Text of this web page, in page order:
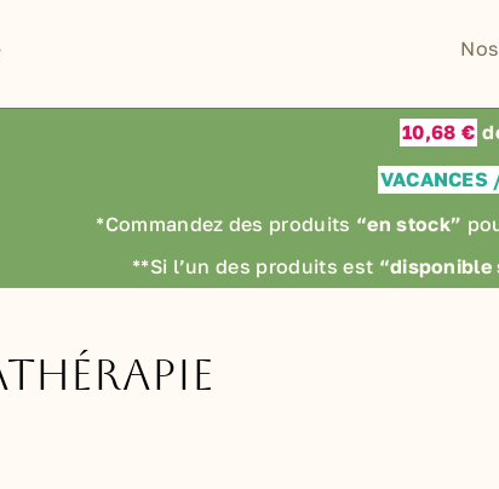
10,68 €
*Commandez des produits “en stock”
**Si l’un des produits est “disponible